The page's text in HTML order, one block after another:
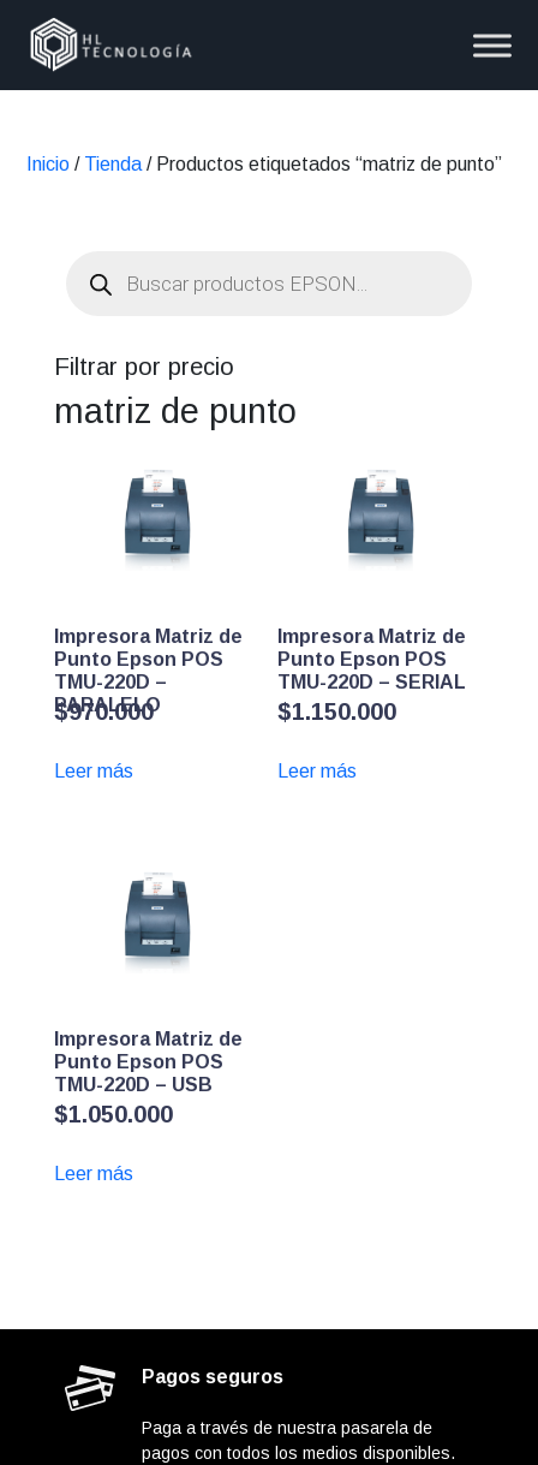
Inicio / Tienda / Productos etiquetados “matriz de punto”
productos
Filtrar por precio
matriz de punto
Impresora Matriz de
Punto Epson POS
TMU-220D –
PARALELO
$970.000
Leer más
Impresora Matriz de
Punto Epson POS
TMU-220D – SERIAL
$1.150.000
Leer más
Impresora Matriz de
Punto Epson POS
TMU-220D – USB
$1.050.000
Leer más
Pagos seguros
Paga a través de nuestra pasarela de
pagos con todos los medios disponibles.